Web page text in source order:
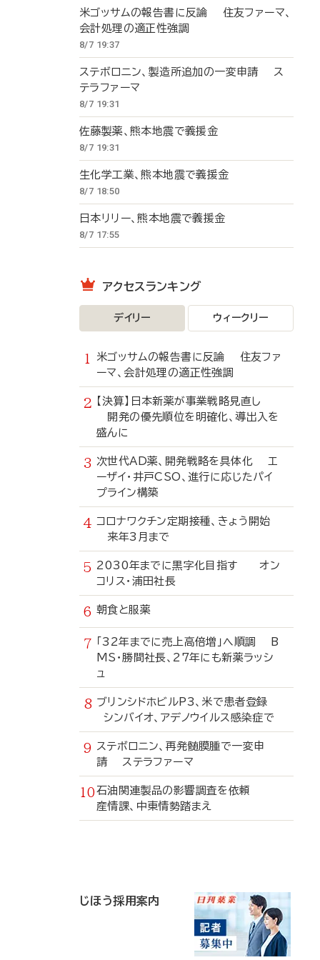
米ゴッサムの報告書に反論 住友ファーマ、
会計処理の適正性強調
8/7 19:37
ステボロニン、製造所追加の一変申請 ス
テラファーマ
8/7 19:31
佐藤製薬、熊本地震で義援金
8/7 19:31
生化学工業、熊本地震で義援金
8/7 18:50
日本リリー、熊本地震で義援金
8/7 17:55
アクセスランキング
デイリー ウィークリー
米ゴッサムの報告書に反論 住友ファ
ーマ、会計処理の適正性強調
【決算】日本新薬が事業戦略見直し
開発の優先順位を明確化、導出入を
盛んに
次世代AD薬、開発戦略を具体化 エ
ーザイ・井戸CSO、進行に応じたパイ
プライン構築
コロナワクチン定期接種、きょう開始
来年3月まで
2030年までに黒字化目指す オン
コリス・浦田社長
朝食と服薬
「32年までに売上高倍増」へ順調 B
MS・勝間社長、27年にも新薬ラッシ
ュ
ブリンシドホビルP3、米で患者登録
シンバイオ、アデノウイルス感染症で
ステボロニン、再発髄膜腫で一変申
請 ステラファーマ
石油関連製品の影響調査を依頼
産情課、中東情勢踏まえ
じほう採用案内